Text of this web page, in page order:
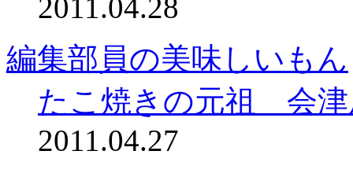
2011.04.28
編集部員の美味しいもん
たこ焼きの元祖 会津
2011.04.27